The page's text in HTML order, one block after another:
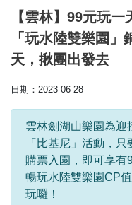
【雲林】99元玩
「玩水陸雙樂園
天，揪團出發去
日期：2023-06-28
雲林劍湖山樂園為迎
「比基尼」活動，
購票入園，即可享有
暢玩水陸雙樂園CP
玩囉！